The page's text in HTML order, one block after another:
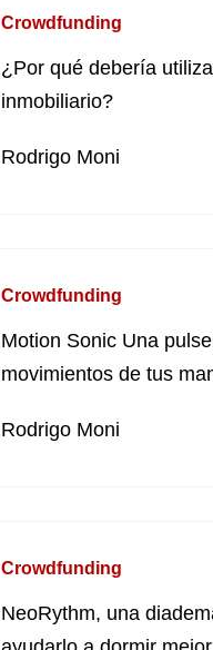
Crowdfunding
¿Por qué debería
inmobiliario?
Rodrigo Moni
Crowdfunding
Motion Sonic Una
movimientos de tus
Rodrigo Moni
Crowdfunding
NeoRythm, una